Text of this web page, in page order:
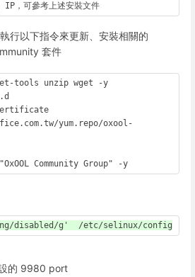
IP，可參考上述安裝文件
行以下指令來更新、安裝相關的
套件
tools unzip wget -y
yum.repo/oxool-
Community Group" -y
disabled/g'  /etc/selinux/config
的 9980 port